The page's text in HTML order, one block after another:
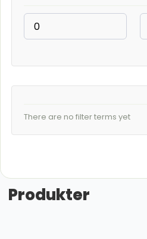
There are no filter terms yet
Produkter